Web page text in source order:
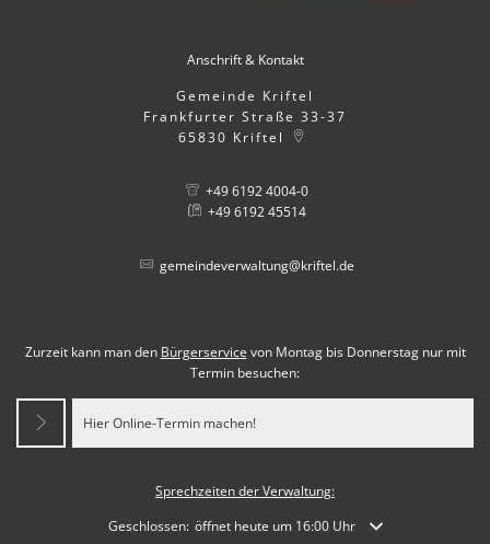
Anschrift & Kontakt
Gemeinde Kriftel
Frankfurter Straße 33-37
65830 Kriftel
+49 6192 4004-0
+49 6192 45514
gemeindeverwaltung@kriftel.de
Zurzeit kann man den Bürgerservice von Montag bis Donnerstag nur mit
Termin besuchen:
Hier Online-Termin machen!
Sprechzeiten der Verwaltung:
Klicken, um weitere Öffnungs- oder Schließzeiten
Geschlossen: öffnet heute um 16:00 Uhr